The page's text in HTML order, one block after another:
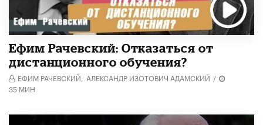
Ефим Рачевский: Отказаться от
дистанционного обучения?
ЕФИМ РАЧЕВСКИЙ, АЛЕКСАНДР ИЗОТОВИЧ АДАМСКИЙ /
35 МИН.